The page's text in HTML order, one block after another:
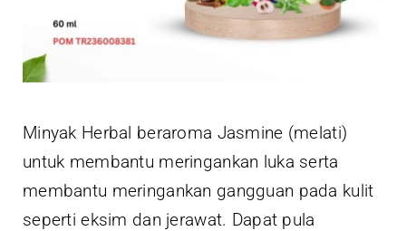
Minyak Herbal beraroma Jasmine (melati)
untuk membantu meringankan luka serta
membantu meringankan gangguan pada kulit
seperti eksim dan jerawat. Dapat pula